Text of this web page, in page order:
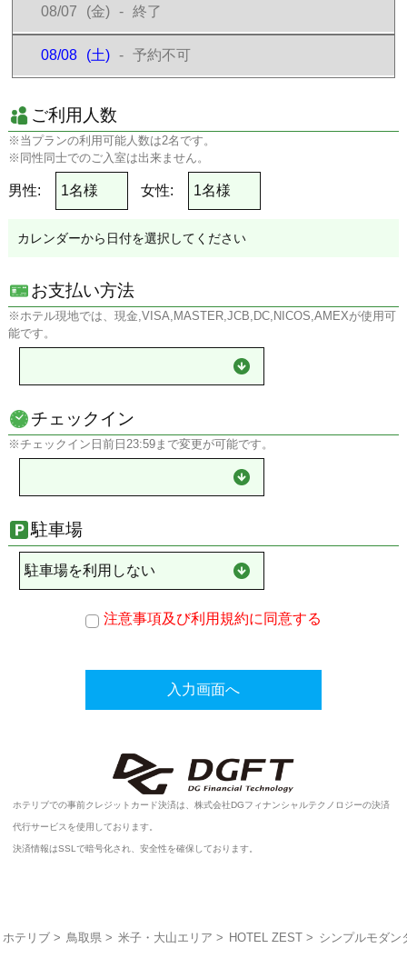
【駐車場】
駐車場のご利用は1組様1台まで可能です。
【その他】
ホテルご滞在中にご不明点等ありましたらホテルのフロントまでお
問い合わせください。
利用規約/注意事項に定めのない事由は各ホテルの宿泊約款による
ものとします。
08/07 (金) - 終了
08/08 (土) - 予約不可
ご利用人数
※当プランの利用可能人数は2名です。
※同性同士でのご入室は出来ません。
男性: 女性:
カレンダーから日付を選択してください
お支払い方法
※ホテル現地では、現金,VISA,MASTER,JCB,DC,NICOS,AMEXが使用可
能です。
チェックイン
※チェックイン日前日23:59まで変更が可能です。
駐車場
注意事項及び利用規約に同意する
ホテリブでの事前クレジットカード決済は、株式会社DGフィナンシャルテクノロジーの決済
代行サービスを使用しております。
決済情報はSSLで暗号化され、安全性を確保しております。
ホテリブ 鳥取県 米子・大山エリア HOTEL ZEST シンプルモダン